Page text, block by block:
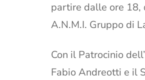
partire dalle ore 18,
A.N.M.I. Gruppo di
Con il Patrocinio
Fabio Andreotti e il